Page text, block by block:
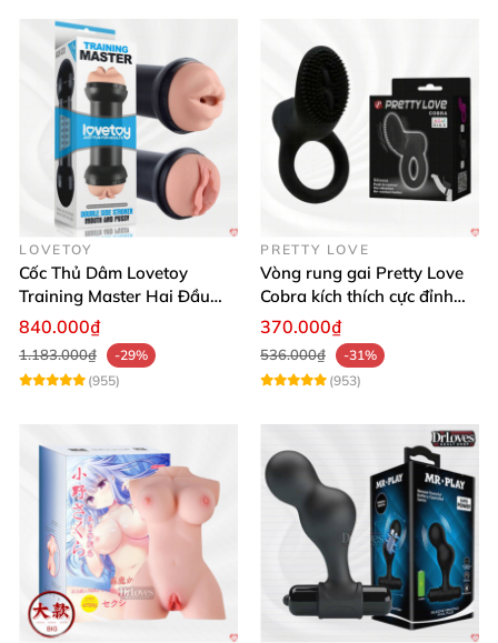
LOVETOY
Cốc Thủ Dâm Lovetoy
Training Master Hai Đầu
Siêu Thật, Tăng Khoái Cảm
840.000₫
1.183.000₫
-29%
(955)
PRETTY LOVE
Vòng rung gai Pretty Love
Cobra kích thích cực đỉnh
trải nghiệm
370.000₫
536.000₫
-31%
(953)